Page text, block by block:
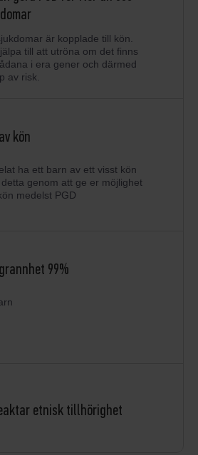
är kopplade till kön.
till att utröna om det finns
i era gener och därmed
av risk.
kön
ha ett barn av ett visst kön
genom att ge er möjlighet
medelst PGD
99%
etnisk tillhörighet